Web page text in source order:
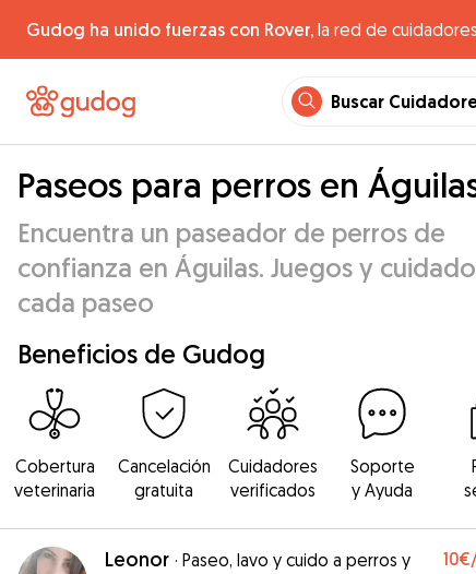
Gudog ha unido fuerzas con Rover, la red de
Buscar
Paseos para perros en
Encuentra un paseador de perros de
confianza en Águilas. Juegos y
cada paseo
Beneficios de Gudog
Cobertura
veterinaria
Cancelación
gratuita
Cuidadores
verificados
Soporte
y Ayuda
Leonor · Paseo, lavo y cuido a perros y
10€